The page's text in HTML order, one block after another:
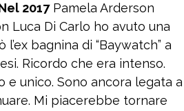
2017Pamela Arderson
Luca Di Carlo ho avuto una
bagnina di “Baywatch” a
Ricordo che era intenso.
e unico. Sono ancora legata a
Mi piacerebbe tornare